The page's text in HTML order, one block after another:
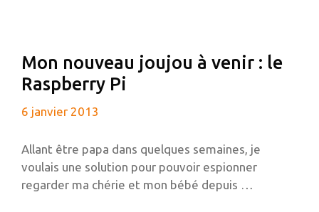
Mon nouveau joujou à venir : le
Raspberry Pi
6 janvier 2013
Allant être papa dans quelques semaines, je
voulais une solution pour pouvoir espionner
regarder ma chérie et mon bébé depuis …